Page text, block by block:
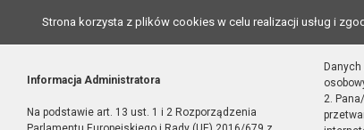
Strona korzysta z plików cookies w celu realizacji usług i
Informacja Administratora
Na podstawie art. 13 ust. 1 i 2 Rozporządzenia
2.